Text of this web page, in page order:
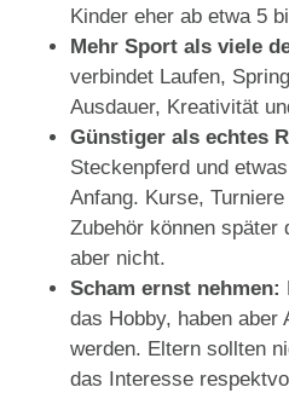
Kinder eher ab etwa 5
Mehr Sport als viele
verbindet Laufen,
Ausdauer, Kreativität
Günstiger als echtes
Steckenpferd und
Anfang. Kurse,
Zubehör können später
aber nicht.
Scham ernst nehmen:
das Hobby, haben aber
werden. Eltern sollten
das Interesse